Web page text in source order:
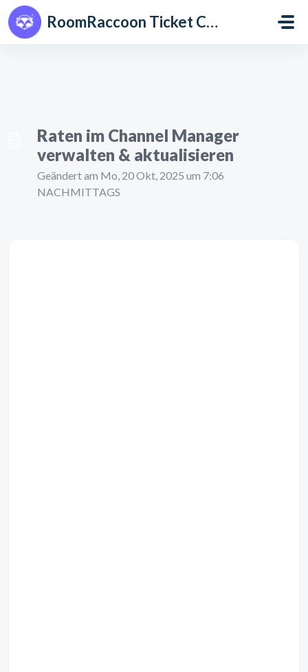
Zum hauptsächlichen Inhalt gehen
RoomRaccoon Ticket Centre
Raten im Channel Manager
verwalten & aktualisieren
Geändert am Mo, 20 Okt, 2025 um 7:06
NACHMITTAGS